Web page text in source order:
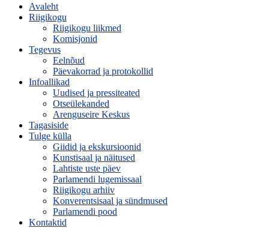
Avaleht
Riigikogu
Riigikogu liikmed
Komisjonid
Tegevus
Eelnõud
Päevakorrad ja protokollid
Infoallikad
Uudised ja pressiteated
Otseülekanded
Arenguseire Keskus
Tagasiside
Tulge külla
Giidid ja ekskursioonid
Kunstisaal ja näitused
Lahtiste uste päev
Parlamendi lugemissaal
Riigikogu arhiiv
Konverentsisaal ja sündmused
Parlamendi pood
Kontaktid